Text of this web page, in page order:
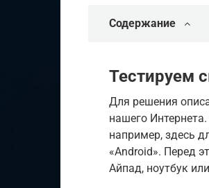
Содержание
Тестируем
Для решения
нашего
например, здесь
«Android». Перед
Айпад, ноутбук